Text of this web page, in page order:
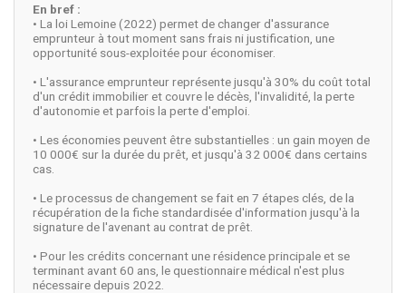
En bref :
• La loi Lemoine (2022) permet de changer d'assurance
emprunteur à tout moment sans frais ni justification, une
opportunité sous-exploitée pour économiser.
• L'assurance emprunteur représente jusqu'à 30% du coût total
d'un crédit immobilier et couvre le décès, l'invalidité, la perte
d'autonomie et parfois la perte d'emploi.
• Les économies peuvent être substantielles : un gain moyen de
10 000€ sur la durée du prêt, et jusqu'à 32 000€ dans certains
cas.
• Le processus de changement se fait en 7 étapes clés, de la
récupération de la fiche standardisée d'information jusqu'à la
signature de l'avenant au contrat de prêt.
• Pour les crédits concernant une résidence principale et se
terminant avant 60 ans, le questionnaire médical n'est plus
nécessaire depuis 2022.